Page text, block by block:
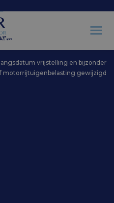
vrijstelling en bijzonder
motorrijtuigenbelasting gewijzigd